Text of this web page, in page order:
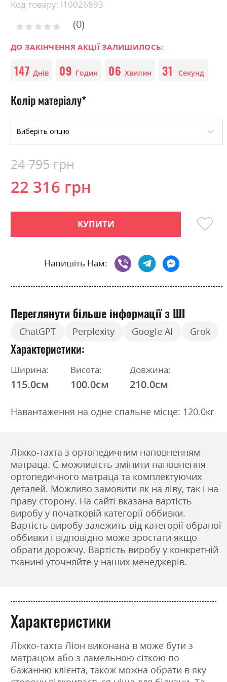
Skip
the
of
images
gallery
Код товару: l10026893
Рейтинг: 0
ДО ЗАКІНЧЕННЯ АКЦІЇ ЗАЛИШИЛОСЬ:
147 Днів 09 Годин 06 Хвилин 31 Секунд
Колір матеріалу
22 316 грн
24 795 грн
КУПИТИ
Напишіть Нам:
Переглянути більше інформації з ШІ
ChatGPT Perplexity Google AI Grok
Характеристики
Ширина:
115.0см
Висота:
100.0см
Довжина:
210.0см
Навантаження на одне спальне місце: 120.0кг
Ліжко-тахта з ортопедичним наповненням
матраца. Є можливість змінити наповнення
ортопедичного матраца та комплектуючих
деталей. Можливо замовити як на ліву, так і на
праву сторону. На сайті вказана вартість
виробу у початковій категорії оббивки.
Вартість виробу залежить від категорії обраної
оббивки і відповідно може зростати якщо
обрати дорожчу. Вартість виробу у конкретній
тканині уточняйте у наших менеджерів.
Характеристики
Ліжко-тахта Ліон виконана в може бути з
матрацом або з ламельною сіткою по
бажанню клієнта, також можна обрати в яку